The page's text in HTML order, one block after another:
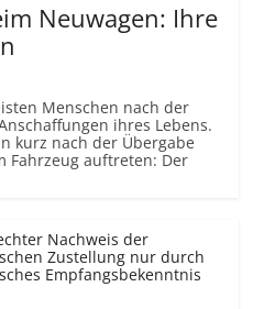
Neuwagen: Ihre
Menschen nach der
ihres Lebens.
kurz nach der Übergabe
Fahrzeug auftreten: Der
Nachweis der
Zustellung nur durch
Empfangsbekenntnis